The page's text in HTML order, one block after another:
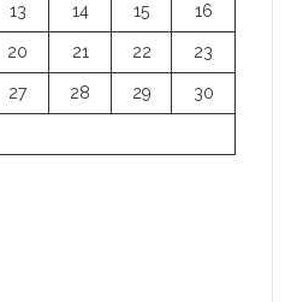
13 14 15 16
20 21 22 23
27 28 29 30